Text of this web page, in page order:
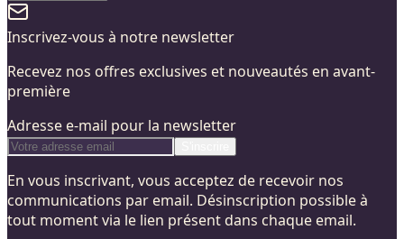
Inscrivez-vous à notre newsletter
Recevez nos offres exclusives et nouveautés en avant-
première
Adresse e-mail pour la newsletter
En vous inscrivant, vous acceptez de recevoir nos
communications par email. Désinscription possible à
tout moment via le lien présent dans chaque email.